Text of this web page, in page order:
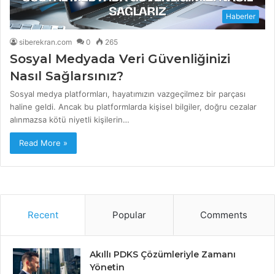
Haberler
siberekran.com 0 265
Sosyal Medyada Veri Güvenliğinizi
Nasıl Sağlarsınız?
Sosyal medya platformları, hayatımızın vazgeçilmez bir parçası
haline geldi. Ancak bu platformlarda kişisel bilgiler, doğru cezalar
alınmazsa kötü niyetli kişilerin…
Read More »
Recent Popular Comments
Akıllı PDKS Çözümleriyle Zamanı
Yönetin